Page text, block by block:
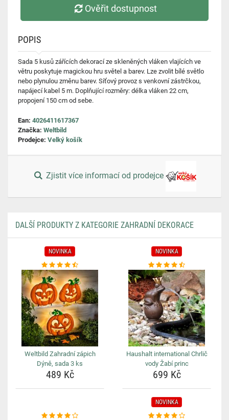
Ověřit dostupnost
POPIS
Sada 5 kusů zářících dekorací ze skleněných vláken vlajících ve
větru poskytuje magickou hru světel a barev. Lze zvolit bílé světlo
nebo plynulou změnu barev. Síťový provoz s venkovní zástrčkou,
napájecí kabel 5 m. Doplňující rozměry: délka vláken 22 cm,
propojení 150 cm od sebe.
Ean: 4026411617367
Značka: Weltbild
Prodejce: Velký košík
Zjistit více informací od prodejce
DALŠÍ PRODUKTY Z KATEGORIE ZAHRADNÍ DEKORACE
NOVINKA
Weltbild Zahradní zápich
Dýně, sada 3 ks
489 Kč
NOVINKA
Haushalt international Chrlič
vody Žabí princ
699 Kč
NOVINKA